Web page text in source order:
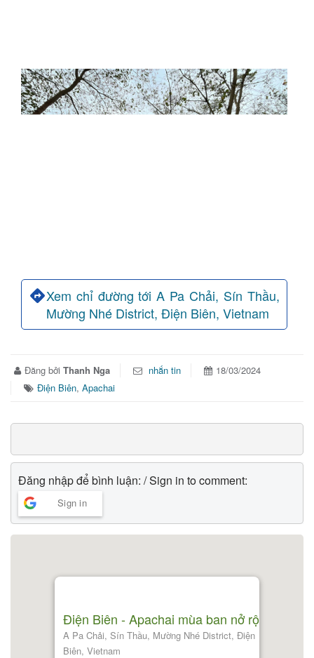
Xem chỉ đường tới A Pa Chải, Sín Thầu,
Mường Nhé District, Điện Biên, Vietnam
Đăng bởi Thanh Nga nhắn tin
18/03/2024
Điện Biên, Apachai
Đăng nhập để bình luận: / Sign in to comment:
Sign in
Điện Biên - Apachai mùa ban nở rộ
A Pa Chải, Sín Thầu, Mường Nhé District, Điện
Biên, Vietnam